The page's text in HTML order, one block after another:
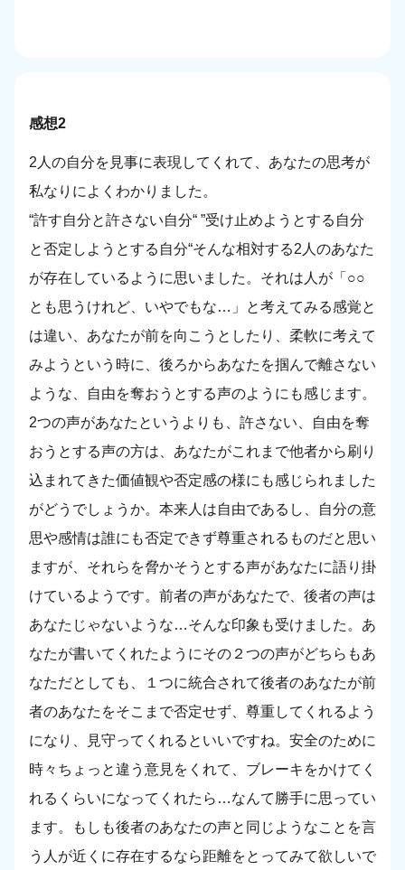
感想2
2人の自分を見事に表現してくれて、あなたの思考が
私なりによくわかりました。
“許す自分と許さない自分“ ”受け止めようとする自分
と否定しようとする自分“そんな相対する2人のあなた
が存在しているように思いました。それは人が「○○
とも思うけれど、いやでもな…」と考えてみる感覚と
は違い、あなたが前を向こうとしたり、柔軟に考えて
みようという時に、後ろからあなたを掴んで離さない
ような、自由を奪おうとする声のようにも感じます。
2つの声があなたというよりも、許さない、自由を奪
おうとする声の方は、あなたがこれまで他者から刷り
込まれてきた価値観や否定感の様にも感じられました
がどうでしょうか。本来人は自由であるし、自分の意
思や感情は誰にも否定できず尊重されるものだと思い
ますが、それらを脅かそうとする声があなたに語り掛
けているようです。前者の声があなたで、後者の声は
あなたじゃないような…そんな印象も受けました。あ
なたが書いてくれたようにその２つの声がどちらもあ
なただとしても、１つに統合されて後者のあなたが前
者のあなたをそこまで否定せず、尊重してくれるよう
になり、見守ってくれるといいですね。安全のために
時々ちょっと違う意見をくれて、ブレーキをかけてく
れるくらいになってくれたら…なんて勝手に思ってい
ます。もしも後者のあなたの声と同じようなことを言
う人が近くに存在するなら距離をとってみて欲しいで